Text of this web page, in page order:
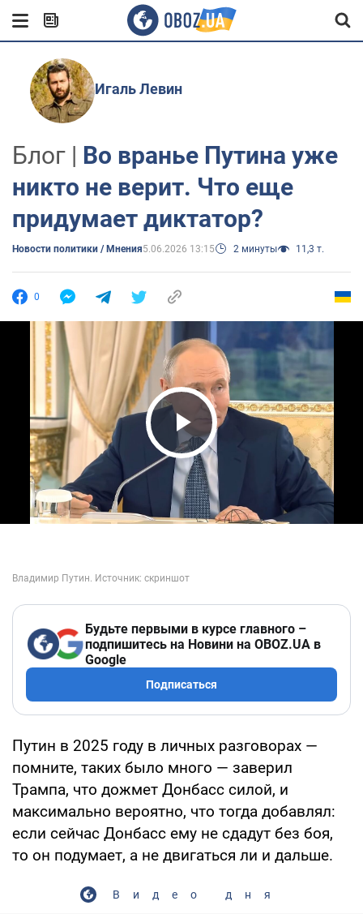
Игаль Левин
Блог | Во вранье Путина уже
никто не верит. Что еще
придумает диктатор?
Новости политики / Мнения5.06.2026 13:15 2 минуты 11,3 т.
0
Play Video
Будьте первыми в курсе главного –
подпишитесь на Новини на OBOZ.UA в
Google
Подписаться
Путин в 2025 году в личных разговорах —
помните, таких было много — заверил
Трампа, что дожмет Донбасс силой, и
максимально вероятно, что тогда добавлял:
если сейчас Донбасс ему не сдадут без боя,
то он подумает, а не двигаться ли и дальше.
Видео дня